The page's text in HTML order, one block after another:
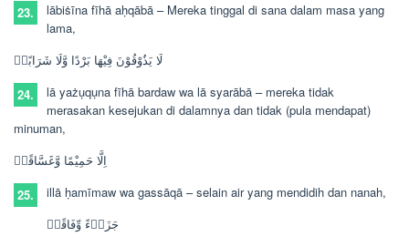
23.
lābiṡīna fīhā aḥqābā – Mereka tinggal di sana dalam masa yang
lama,
لَا يَذُوْقُوْنَ فِيْهَا بَرْدًا وَّلَا شَرَابًاۙ
24.
lā yażụqụna fīhā bardaw wa lā syarābā – mereka tidak
merasakan kesejukan di dalamnya dan tidak (pula mendapat)
minuman,
اِلَّا حَمِيْمًا وَّغَسَّاقًاۙ
25.
illā ḥamīmaw wa gassāqā –selain air yang mendidih dan nanah,
جَزَاۤءً وِّفَاقًاۗ